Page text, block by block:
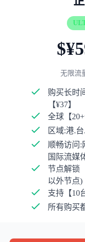
无限流
购买长时
【¥37】
全球【
区域:港.
顺畅访问:
国际流媒
节点解锁
以外节点)
支持【10
所有购买